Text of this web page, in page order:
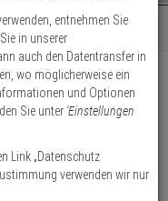
entnehmen Sie
in unserer
auch den Datentransfer in
wo möglicherweise ein
und Optionen
Sie unter 'Einstellungen
Link „Datenschutz
verwenden wir nur